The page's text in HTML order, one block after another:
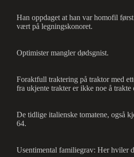
Han oppdaget at han var homofil
vært på legningskonoret.
Optimister mangler dødsgnist.
Foraktfull traktering på traktor med
fra ukjente trakter er ikke noe å trakte
De tidlige italienske tomatene, også
64.
Usentimental familiegrav: Her hviler